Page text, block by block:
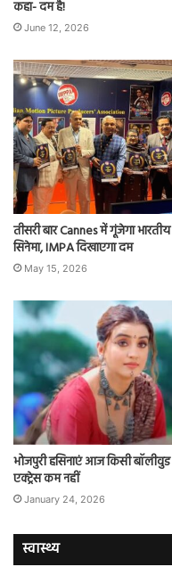
कहा- दम है!
June 12, 2026
तीसरी बार Cannes में गूंजेगा भारतीय
सिनेमा, IMPA दिखाएगा दम
May 15, 2026
भोजपुरी हसिनाएं आज किसी बॉलीवुड
एक्ट्रेस कम नहीं
January 24, 2026
स्वास्थ्य